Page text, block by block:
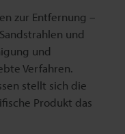
zur Entfernung –
und
und
Verfahren.
stellt sich die
Produkt das